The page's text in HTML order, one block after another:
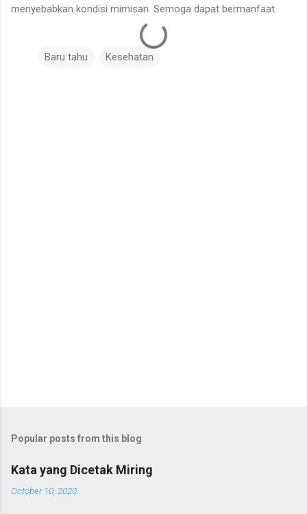
menyebabkan kondisi mimisan. Semoga dapat bermanfaat.
Baru tahu Kesehatan
Popular posts from this blog
Kata yang Dicetak Miring
October 10, 2020